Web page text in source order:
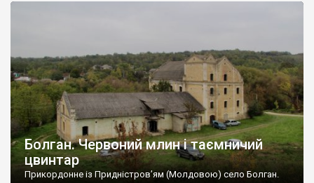
Болган. Червоний млин і таємничий
цвинтар
Прикордонне із Придністров’ям (Молдовою) село Болган.